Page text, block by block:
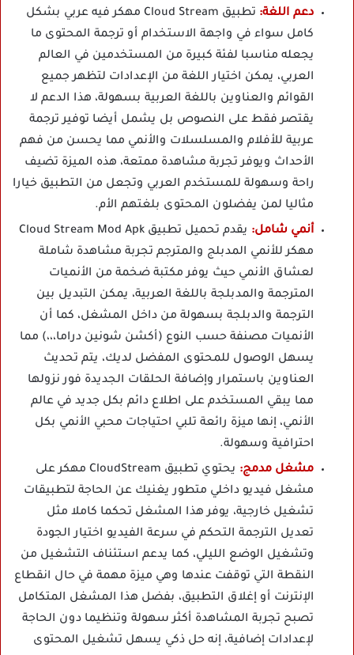
دعم اللغة:
تطبيق Cloud Stream مهكر فيه عربي بشكل
كامل سواء في واجهة الاستخدام أو ترجمة المحتوى ما
يجعله مناسبا لفئة كبيرة من المستخدمين في العالم
العربي، يمكن اختيار اللغة من الإعدادات لتظهر جميع
القوائم والعناوين باللغة العربية بسهولة، هذا الدعم لا
يقتصر فقط على النصوص بل يشمل أيضا توفير ترجمة
عربية للأفلام والمسلسلات والأنمي مما يحسن من فهم
الأحداث ويوفر تجربة مشاهدة ممتعة، هذه الميزة تضيف
راحة وسهولة للمستخدم العربي وتجعل من التطبيق خيارا
مثاليا لمن يفضلون المحتوى بلغتهم الأم.
أنمي شامل:
يقدم تحميل تطبيق Cloud Stream Mod Apk
مهكر للأنمي المدبلج والمترجم تجربة مشاهدة شاملة
لعشاق الأنمي حيث يوفر مكتبة ضخمة من الأنميات
المترجمة والمدبلجة باللغة العربية، يمكن التبديل بين
الترجمة والدبلجة بسهولة من داخل المشغل، كما أن
الأنميات مصنفة حسب النوع (أكشن شونين دراما،،،) مما
يسهل الوصول للمحتوى المفضل لديك، يتم تحديث
العناوين باستمرار وإضافة الحلقات الجديدة فور نزولها
مما يبقي المستخدم على اطلاع دائم بكل جديد في عالم
الأنمي، إنها ميزة رائعة تلبي احتياجات محبي الأنمي بكل
احترافية وسهولة.
مشغل مدمج:
يحتوي تطبيق CloudStream مهكر على
مشغل فيديو داخلي متطور يغنيك عن الحاجة لتطبيقات
تشغيل خارجية، يوفر هذا المشغل تحكما كاملا مثل
تعديل الترجمة التحكم في سرعة الفيديو اختيار الجودة
وتشغيل الوضع الليلي، كما يدعم استئناف التشغيل من
النقطة التي توقفت عندها وهي ميزة مهمة في حال انقطاع
الإنترنت أو إغلاق التطبيق، بفضل هذا المشغل المتكامل
تصبح تجربة المشاهدة أكثر سهولة وتنظيما دون الحاجة
لإعدادات إضافية، إنه حل ذكي يسهل تشغيل المحتوى